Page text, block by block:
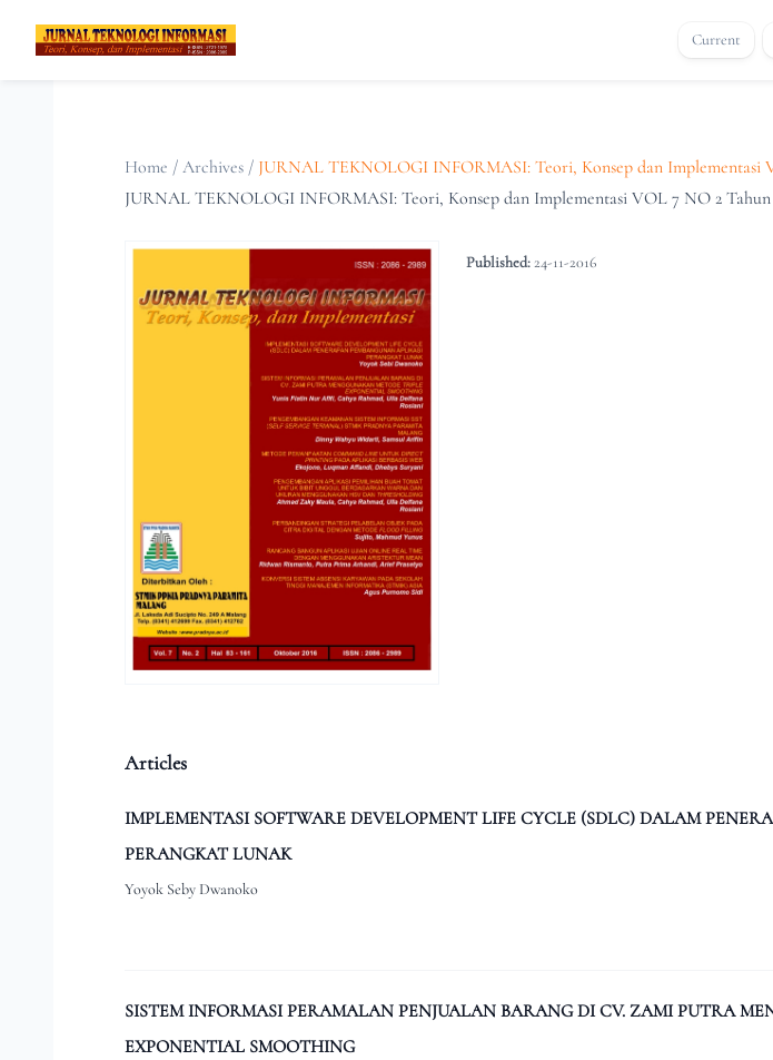
Current
Home / Archives / JURNAL TEKNOLOGI INFORMASI: Teori, Konsep dan Implementasi
JURNAL TEKNOLOGI INFORMASI: Teori, Konsep dan Implementasi VOL 7 NO 2 Tahun
Published:24-11-2016
Articles
IMPLEMENTASI SOFTWARE DEVELOPMENT LIFE CYCLE (SDLC) DALAM
PERANGKAT LUNAK
Yoyok Seby Dwanoko
SISTEM INFORMASI PERAMALAN PENJUALAN BARANG DI CV. ZAMI PUTRA
EXPONENTIAL SMOOTHING